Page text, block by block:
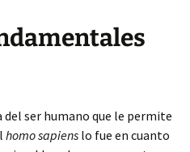
del ser humano que le permite
homo sapiens lo fue en cuanto